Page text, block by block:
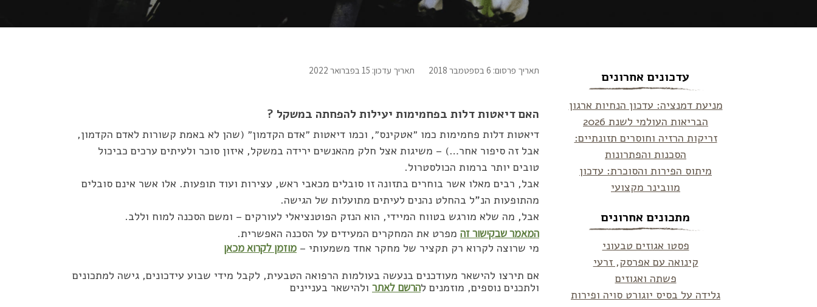
תאריך פרסום: 6 בספטמבר 2018 תאריך עדכון: 15 בפברואר 2022
האם דיאטות דלות בפחמימות יעילות להפחתה במשקל ?
דיאטות דלות פחמימות כמו ״אטקינס״, וכמו דיאטות ״אדם הקדמון״ (שהן לא באמת קשורות לאדם הקדמון,
אבל זה סיפור אחר…) – משיגות אצל חלק מהאנשים ירידה במשקל, איזון סוכר ולעיתים ערכים כביכול
טובים יותר ברמות הכולסטרול.
אבל, רבים מאלו אשר בוחרים בתזונה זו סובלים מכאבי ראש, עצירות ועוד תופעות. אלו אשר אינם סובלים
מהתופעות הנ”ל בהחלט נהנים לעיתים מתועלות של הגישה.
אבל, מה שלא מורגש בטווח המיידי, הוא הנזק הפוטנציאלי לעורקים – ומשם הסכנה למוח וללב.
המאמר שבקישור זה מפרט את המחקרים המעידים על הסכנה האפשרית.
מי שרוצה לקרוא רק תקציר של מחקר אחד משמעותי – מוזמן לקרוא מכאן
אם תירצו להישאר מעודכנים בנעשה בעולמות הרפואה הטבעית, לקבל מידי שבוע עידכונים, גישה למתכונים
ולתכנים נוספים, מוזמנים להרשם לאתר ולהישאר בעניינים
עדכונים אחרונים
מניעת דמנציה: עדכון הנחיות ארגון
הבריאות העולמי לשנת 2026
זריקות הרזיה וחוסרים תזונתיים:
הסכנות והפתרונות
מיתוס הפירות והסוכרת: עדכון
מוובינר מקצועי
מתכונים אחרונים
פסטו אגוזים טבעוני
קינואה עם אפרסק, זרעי
פשתה ואגוזים
גלידה על בסיס יוגורט סויה ופירות